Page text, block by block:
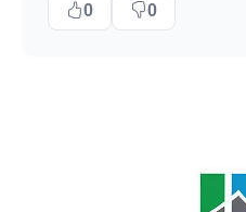
0 0